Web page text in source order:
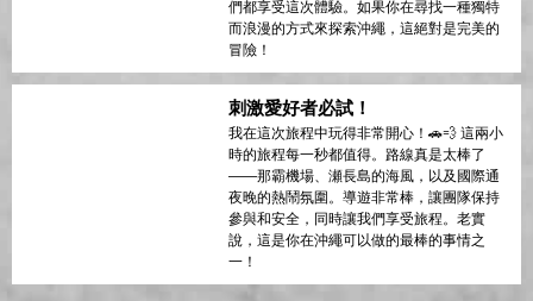
們都享受這次體驗。如果你在尋找一種獨特
而浪漫的方式來探索沖繩，這絕對是完美的
冒險！
刺激愛好者必試！
我在這次旅程中玩得非常開心！🚗💨 這兩小
時的旅程每一秒都值得。路線真是太棒了
——那霸機場、瀬長島的海風，以及國際通
夜晚的熱鬧氛圍。導遊非常棒，讓團隊保持
參與和安全，同時讓我們享受旅程。老實
說，這是你在沖繩可以做的最棒的事情之
一！